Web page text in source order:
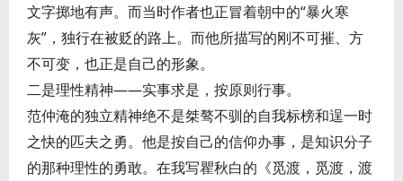
文字掷地有声。而当时作者也正冒着朝中的“暴火寒
灰”，独行在被贬的路上。而他所描写的刚不可摧、方
不可变，也正是自己的形象。
二是理性精神——实事求是，按原则行事。
范仲淹的独立精神绝不是桀骜不驯的自我标榜和逞一时
之快的匹夫之勇。他是按自己的信仰办事，是知识分子
的那种理性的勇敢。在我写瞿秋白的《觅渡，觅渡，渡